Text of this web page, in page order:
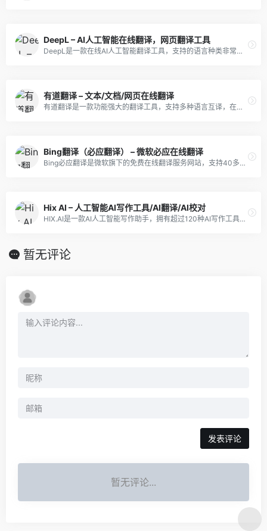
DeepL – AI人工智能在线翻译，网页翻译工具
DeepL是一款在线AI人工智能翻译工具，支持的语言种类非常丰富，包括中文、俄语、波兰语、荷兰语、葡萄牙语、德语和西班牙语等。
有道翻译 – 文本/文档/网页在线翻译
有道翻译是一款功能强大的翻译工具，支持多种语言互译，在文本框中输入或粘贴需要翻译的文本即可获得翻译结果。
Bing翻译（必应翻译） – 微软必应在线翻译
Bing必应翻译是微软旗下的免费在线翻译服务网站，支持40多种语言互译，支持网页全文翻译。
Hix AI – 人工智能AI写作工具/AI翻译/AI校对
HIX.AI是一款AI人工智能写作助手，拥有超过120种AI写作工具，支持近50种语言，包括AI写作、摘要总结、文本校对、语法检查、视频脚本编写等功能。
暂无评论
发表评论
暂无评论...